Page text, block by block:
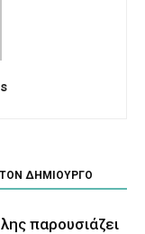
ΔΗΜΙΟΥΡΓΟ
παρουσιάζει